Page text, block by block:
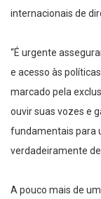
internacionais de
“É urgente
e acesso às
marcado pela
ouvir suas vozes e
fundamentais para
verdadeiramente
A pouco mais de